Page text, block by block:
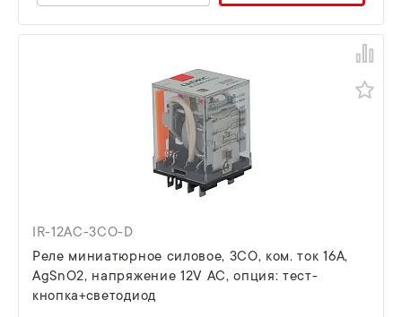
IR-12AC-3CO-D
Реле миниатюрное силовое, 3CO, ком. ток 16А,
AgSnO2, напряжение 12V AC, опция: тест-
кнопка+светодиод